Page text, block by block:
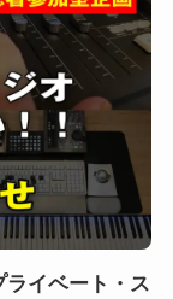
ライベート・ス